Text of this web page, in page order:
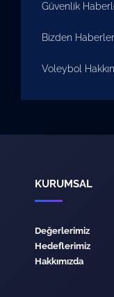
Güvenlik
Bizden Haberler
Voleybol
KURUMSAL
Değerlerimiz
Hedeflerimiz
Hakkımızda